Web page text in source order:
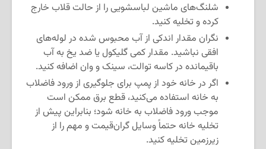
شلنگ‌های ماشین لباسشویی را از حالت قلاب خارج
کرده و تخلیه کنید.
نگران مقدار اندکی از آب محبوس شده در لوله‌های
افقی نباشید. مقدار کمی گلیکول یا ضد یخ به آب
باقیمانده در کاسه توالت، سینک و وان اضافه کنید.
اگر در خانه خود از پمپ برای جلوگیری از ورود فاضلاب
به خانه استفاده می‌کنید، قطع برق ممکن است
موجب ورود فاضلاب به خانه شود؛ بنابراین پیش از
تخلیه خانه حتماً وسایل گران‌قیمت و مهم را از
زیرزمین تخلیه کنید.